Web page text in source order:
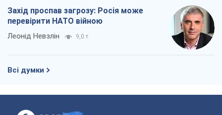
Захід проспав загрозу: Росія може
перевірити НАТО війною
Леонід Невзлін 9,0 т.
Всі думки